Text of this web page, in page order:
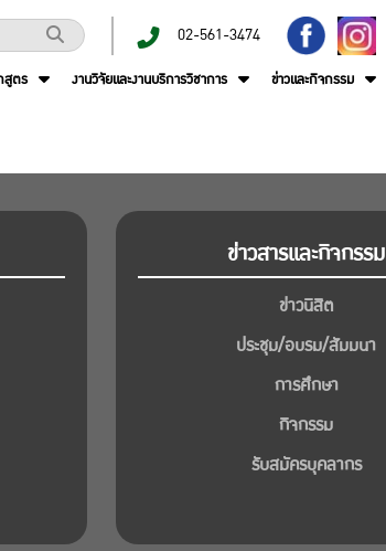
02-561-3474
สูตร งานวิจัยและงานบริการวิชาการ ข่าวและกิจกรรม
ข่าวสารและกิจกรรม
ข่าวนิสิต
ประชุม/อบรม/สัมมนา
การศึกษา
กิจกรรม
รับสมัครบุคลากร